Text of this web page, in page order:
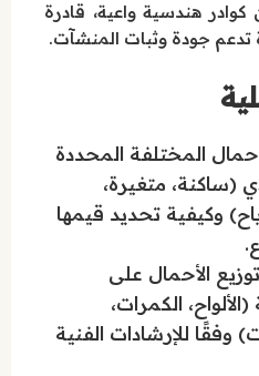
كوادر هندسية واعية، قادرة
تدعم جودة وثبات المنشآت.
المختلفة المحددة
(ساكنة، متغيرة،
وكيفية تحديد قيمها
الأحمال على
الكمرات،
وفقًا للإرشادات الفنية